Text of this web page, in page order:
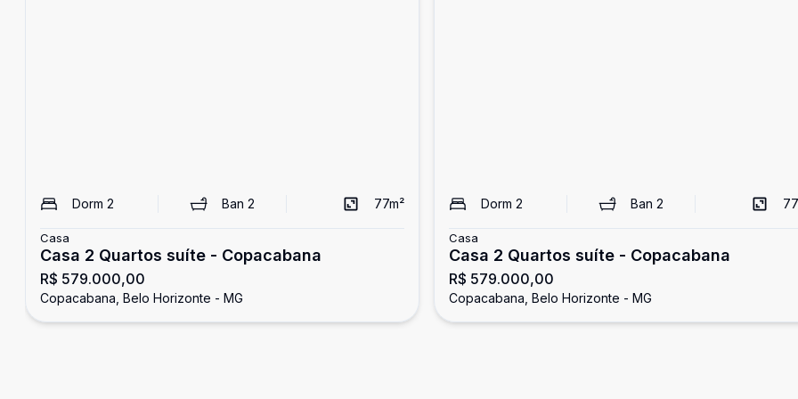
Dorm 2 Ban2 77m²
Casa
Casa 2 Quartos suíte - Copacabana
R$ 579.000,00
Copacabana, Belo Horizonte - MG
Dorm 2 Ban 2 77
Casa
Casa 2 Quartos suíte - Copacabana
R$ 579.000,00
Copacabana, Belo Horizonte - MG